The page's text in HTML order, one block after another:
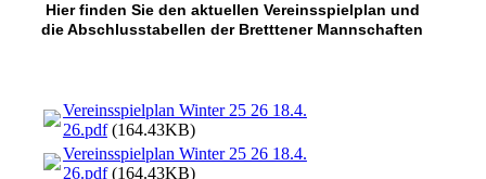
Hier finden Sie den aktuellen Vereinsspielplan und
die Abschlusstabellen der Bretttener Mannschaften
Vereinsspielplan Winter 25 26 18.4.
26.pdf(164.43KB)
Vereinsspielplan Winter 25 26 18.4.
26.pdf(164.43KB)